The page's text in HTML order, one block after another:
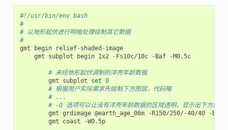
#!/usr/bin/env bash
#
# 以地形起伏进行明暗处理绘制其它数据
#
gmt
begin
relief-shaded-image
gmt
subplot begin 1x2 -Fs10c/10c -Baf -M0.5c
# 未经地形起伏调制的洋壳年龄数据
gmt
subplot set 0
# 根据用户实际需求先绘制下方图层，代码略
# ...
# -Q 选项可以让没有洋壳年龄数据的区域透明，显示出下方的图
gmt grdimage @earth_age_06m -R150/250/-40/40 -B+t
gmt
coast -W0.5p